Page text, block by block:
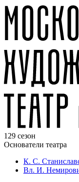
129 сезон
Основатели театра
К. С.
Вл. И.